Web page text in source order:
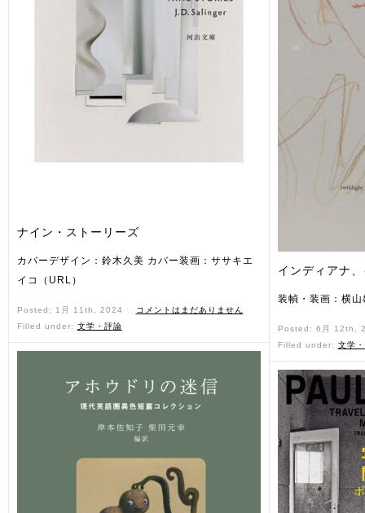
ナイン・ストーリーズ
カバーデザイン：鈴木久美 カバー装画：ササキエ
イコ（URL）
Posted: 1月 11th, 2024 ˑ
コメントはまだありません
Filled under: 文学・評論
インディアナ
装幀・装画：横
Posted: 6月 12th,
Filled under: 文学